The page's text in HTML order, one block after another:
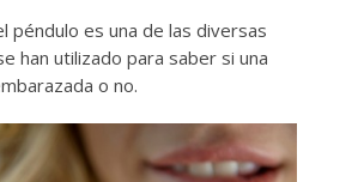
péndulo es una de las diversas
han utilizado para saber si una
o no.